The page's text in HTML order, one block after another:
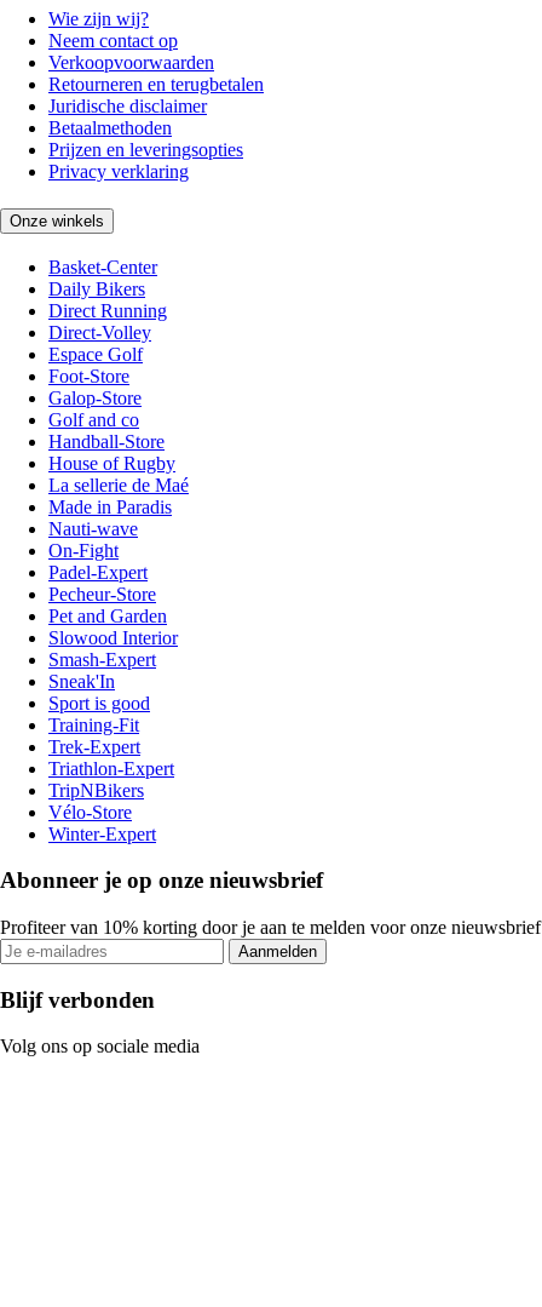
Wie zijn wij?
Neem contact op
Verkoopvoorwaarden
Retourneren en terugbetalen
Juridische disclaimer
Betaalmethoden
Prijzen en leveringsopties
Privacy verklaring
Onze winkels
Basket-Center
Daily Bikers
Direct Running
Direct-Volley
Espace Golf
Foot-Store
Galop-Store
Golf and co
Handball-Store
House of Rugby
La sellerie de Maé
Made in Paradis
Nauti-wave
On-Fight
Padel-Expert
Pecheur-Store
Pet and Garden
Slowood Interior
Smash-Expert
Sneak'In
Sport is good
Training-Fit
Trek-Expert
Triathlon-Expert
TripNBikers
Vélo-Store
Winter-Expert
Abonneer je op onze nieuwsbrief
Profiteer van 10% korting door je aan te melden voor onze nieuwsbrief
Aanmelden
Blijf verbonden
Volg ons op sociale media